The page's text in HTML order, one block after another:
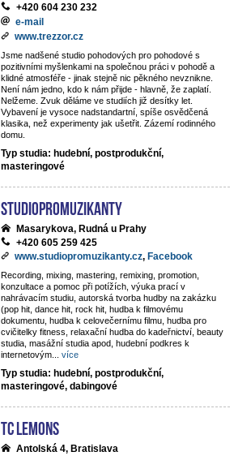
+420 604 230 232
e-mail
www.trezzor.cz
Jsme nadšené studio pohodových pro pohodové s
pozitivními myšlenkami na společnou práci v pohodě a
klidné atmosféře - jinak stejně nic pěkného nevznikne.
Není nám jedno, kdo k nám přijde - hlavně, že zaplatí.
Nelžeme. Zvuk děláme ve studiích již desítky let.
Vybavení je vysoce nadstandartní, spíše osvědčená
klasika, než experimenty jak ušetřit. Zázemí rodinného
domu.
Typ studia: hudební, postprodukční,
masteringové
StudioPROmuzikanty
Masarykova, Rudná u Prahy
+420 605 259 425
www.studiopromuzikanty.cz, Facebook
Recording, mixing, mastering, remixing, promotion,
konzultace a pomoc při potížích, výuka prací v
nahrávacím studiu, autorská tvorba hudby na zakázku
(pop hit, dance hit, rock hit, hudba k filmovému
dokumentu, hudba k celovečernímu filmu, hudba pro
cvičitelky fitness, relaxační hudba do kadeřnictví, beauty
studia, masážní studia apod, hudební podkres k
internetovým
více
Typ studia: hudební, postprodukční,
masteringové, dabingové
TC Lemons
Antolská 4, Bratislava